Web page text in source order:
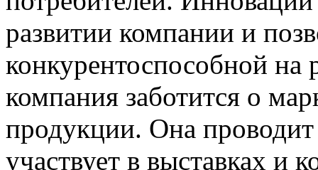
развитии компании и
конкурентоспособной на
компания заботится о
продукции. Она
участвует в выставках и